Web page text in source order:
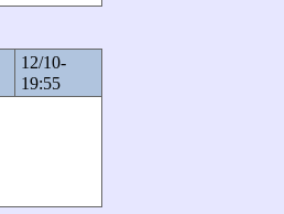
12/10-
19:55